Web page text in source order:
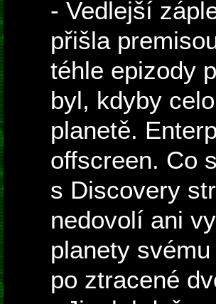
- Vedlejší
přišla
téhle epizody
byl, kdyby
planetě.
offscreen. Co
s Discovery
nedovolí ani
planety
po ztracené